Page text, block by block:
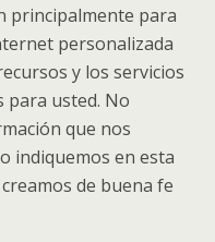
principalmente para
personalizada
y los servicios
para usted. No
que nos
indiquemos en esta
de buena fe